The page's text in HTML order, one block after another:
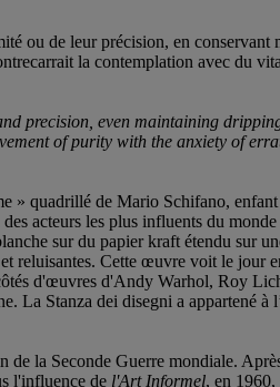
ou de leur précision, en
la contemplation avec du
precision, even maintaining
of purity with the anxiety of
» quadrillé de Mario Schifano,
acteurs les plus influents du
sur du papier kraft étendu sur
reluisantes. Cette œuvre voit le jour
d'œuvres d'Andy Warhol, Roy
La Stanza dei disegni a appartené
la Seconde Guerre mondiale.
l'influence de l'Art Informel, en